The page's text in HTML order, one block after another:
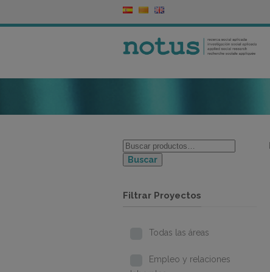
Buscar
Filtrar Proyectos
Todas las áreas
Empleo y relaciones